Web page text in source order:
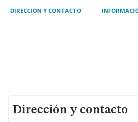
DIRECCIÓN Y CONTACTO
Dirección y contacto